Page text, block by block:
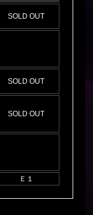
SOLD OUT
SOLD OUT
SOLD OUT
Ｅ１